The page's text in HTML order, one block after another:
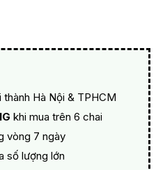
thành Hà Nội & TPHCM
khi mua trên 6 chai
vòng 7 ngày
số lượng lớn